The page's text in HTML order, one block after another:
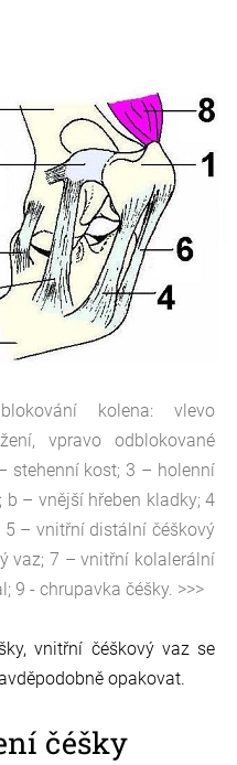
kolena: vlevo
vpravo odblokované
stehenní kost; 3 – holenní
– vnější hřeben kladky; 4
– vnitřní distální čéškový
vaz; 7 – vnitřní kolalerální
9 - chrupavka čéšky. >>>
vnitřní čéškový vaz se
opakovat.
čéšky